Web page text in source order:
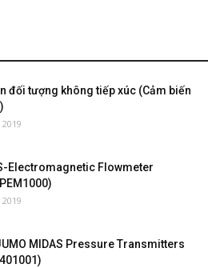
đối tượng không tiếp xúc (Cảm biến
Electromagnetic Flowmeter
MIDAS Pressure Transmitters